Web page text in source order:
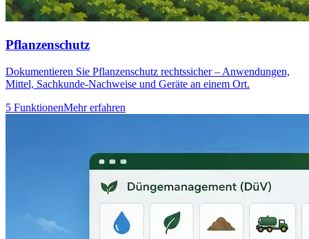
Pflanzenschutz
Dokumentieren Sie Pflanzenschutz rechtssicher – Anwendungen,
Mittel, Sachkunde-Nachweise und Geräte an einem Ort.
5 FunktionenMehr erfahren